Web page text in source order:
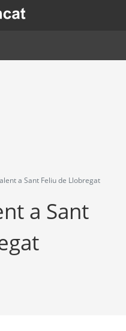
una nova finestra.
a Sant Feliu de Llobregat
a Sant